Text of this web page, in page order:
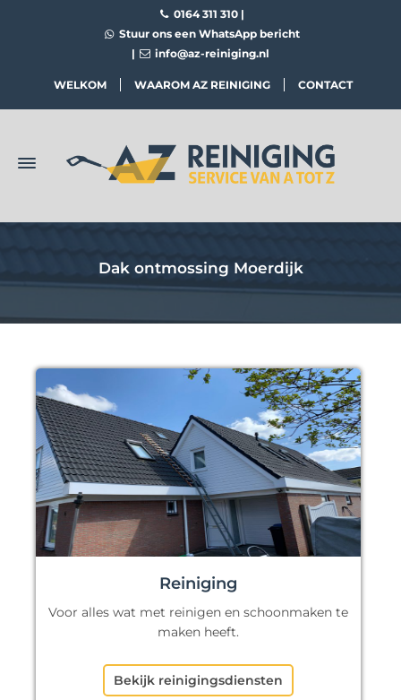
0164 311 310 |
Stuur ons een WhatsApp bericht
|
info@az-reiniging.nl
WELKOM WAAROM AZ REINIGING CONTACT
Dak ontmossing Moerdijk
Reiniging
Voor alles wat met reinigen en schoonmaken te
maken heeft.
Bekijk reinigingsdiensten